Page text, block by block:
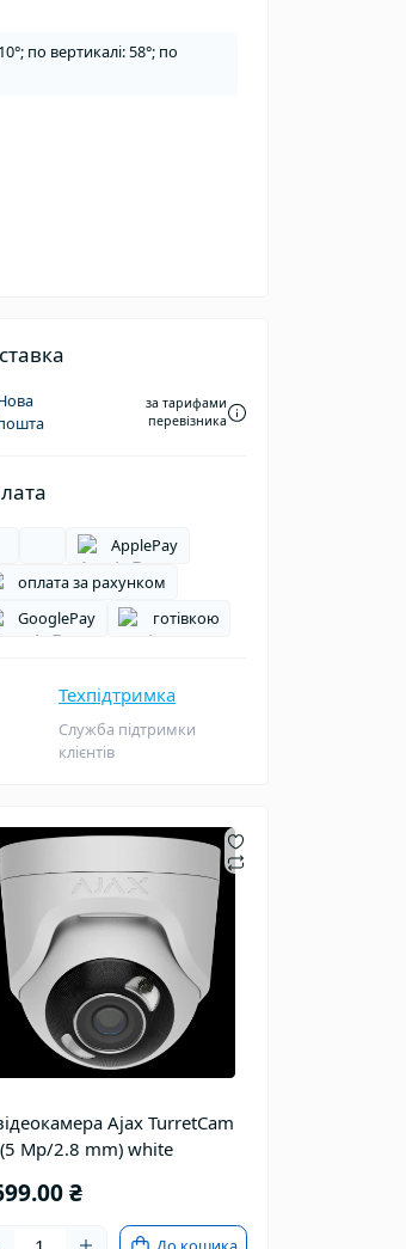
по вертикалі: 58°; по
за тарифами
перевізника
ApplePay
оплата за рахунком
GooglePay
готівкою
Техпідтримка
Служба підтримки
клієнтів
Ajax TurretCam
Mp/2.8 mm) white
₴